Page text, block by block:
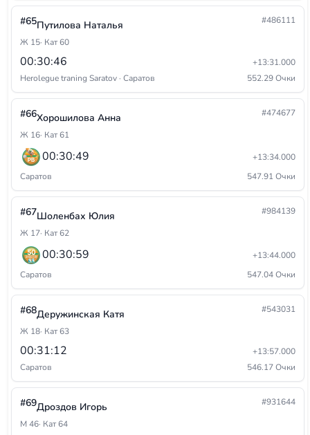
#65Путилова Наталья
#486111
Ж 15· Кат 60
00:30:46
+13:31.000
Herolegue traning Saratov · Саратов
552.29 Очки
#66Хорошилова Анна
#474677
Ж 16· Кат 61
00:30:49
+13:34.000
Саратов
547.91 Очки
#67Шоленбах Юлия
#984139
Ж 17· Кат 62
00:30:59
+13:44.000
Саратов
547.04 Очки
#68Деружинская Катя
#543031
Ж 18· Кат 63
00:31:12
+13:57.000
Саратов
546.17 Очки
#69Дроздов Игорь
#931644
М 46· Кат 64